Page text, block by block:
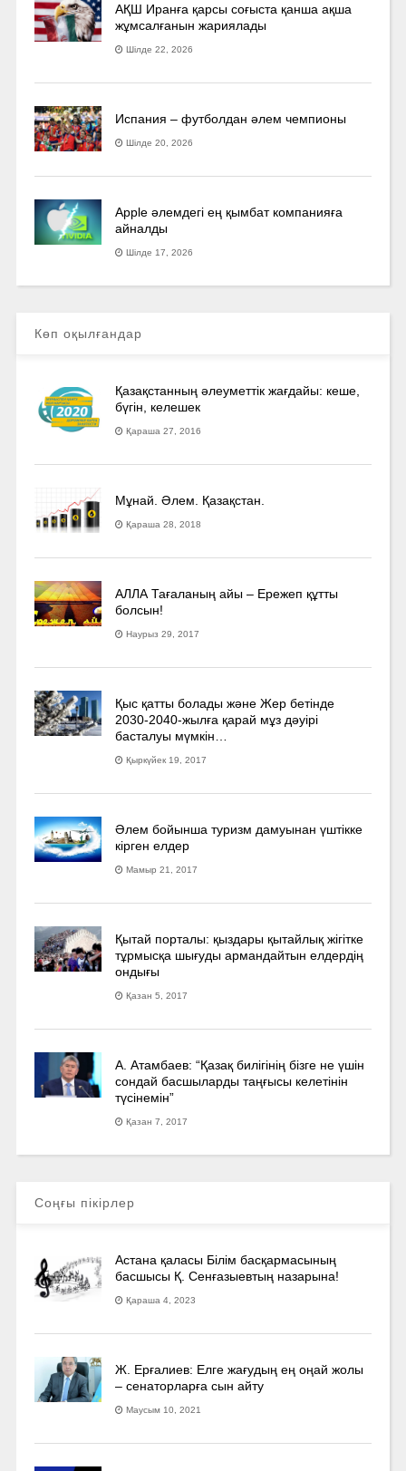
АҚШ Иранға қарсы соғыста қанша ақша
жұмсалғанын жариялады
Шілде 22, 2026
Испания – футболдан әлем чемпионы
Шілде 20, 2026
Apple әлемдегі ең қымбат компанияға
айналды
Шілде 17, 2026
Көп оқылғандар
Қазақстанның әлеуметтік жағдайы: кеше,
бүгін, келешек
Қараша 27, 2016
Мұнай. Әлем. Қазақстан.
Қараша 28, 2018
АЛЛА Тағаланың айы – Ережеп құтты
болсын!
Наурыз 29, 2017
Қыс қатты болады және Жер бетінде
2030-2040­-жылға қарай мұз дәуірі
басталуы мүмкін…
Қыркүйек 19, 2017
Әлем бойынша туризм дамуынан үштікке
кірген елдер
Мамыр 21, 2017
Қытай порталы: қыздары қытайлық жігітке
тұрмысқа шығуды армандайтын елдердің
ондығы
Қазан 5, 2017
А. Атамбаев: “Қазақ билігінің бізге не үшін
сондай басшыларды таңғысы келетінін
түсінемін”
Қазан 7, 2017
Соңғы пікірлер
Астана қаласы Білім басқармасының
басшысы Қ. Сенғазыевтың назарына!
Қараша 4, 2023
Ж. Ерғалиев: Елге жағудың ең оңай жолы
– сенаторларға сын айту
Маусым 10, 2021